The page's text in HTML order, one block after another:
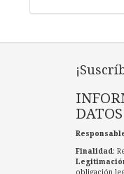
DATOS
Finalidad: